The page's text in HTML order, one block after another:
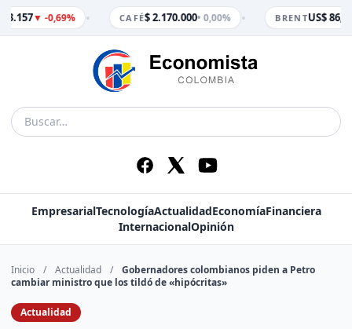
3.157▼ -0,69% CAFÉ$ 2.170.000• 0,00% BRENTUS$ 86,65
EmpresarialTecnologíaActualidadEconomíaFinanciera
InternacionalOpinión
Inicio / Actualidad /
Gobernadores colombianos piden a Petro
cambiar ministro que los tildó de «hipócritas»
Actualidad